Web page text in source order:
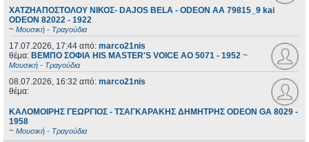
ΧΑΤΖΗΑΠΟΣΤΟΛΟΥ ΝΙΚΟΣ- DAJOS BELA - ODEON AA 79815_9 kai
ODEON 82022 - 1922
~ Μουσική - Τραγούδια
17.07.2026, 17:44 από: marco21nis
θέμα: ΒΕΜΠΟ ΣΟΦΙΑ HIS MASTER'S VOICE AO 5071 - 1952 ~
Μουσική - Τραγούδια
08.07.2026, 16:32 από: marco21nis
θέμα:
ΚΑΛΟΜΟΙΡΗΣ ΓΕΩΡΓΙΟΣ - ΤΣΑΓΚΑΡΑΚΗΣ ΔΗΜΗΤΡΗΣ ODEON GA 8029 -
1958
~ Μουσική - Τραγούδια